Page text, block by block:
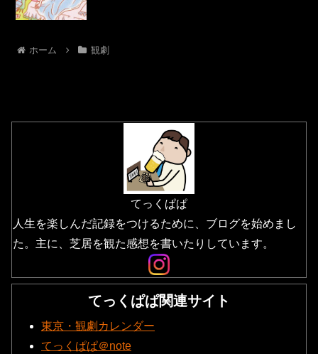
ホーム 観劇
てっくぱぱ
人生を楽しんだ記録をつけるために、ブログを始めまし
た。主に、芝居を観た感想を書いたりしています。
てっくぱぱ関連サイト
東京・観劇カレンダー
てっくぱぱ＠note